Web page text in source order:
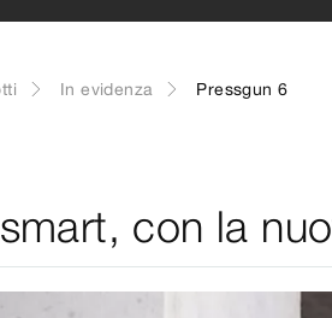
In evidenza Pressgun 6
con la